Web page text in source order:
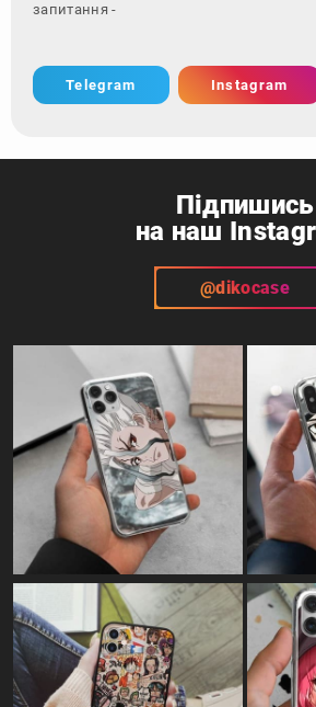
запитання - зверніться за
Telegram Instagram
Підпишись
на наш
@dikocase